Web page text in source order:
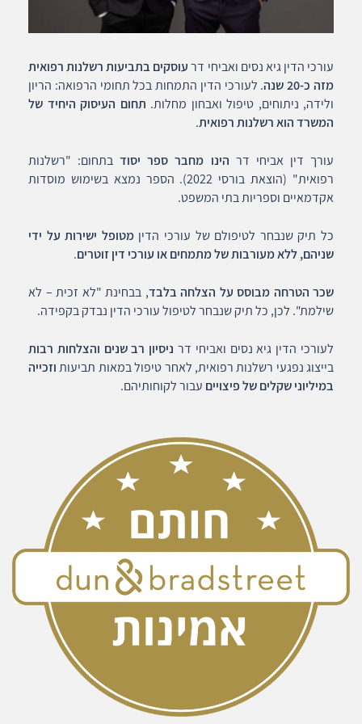
עורכי הדין גיא נסים ואביחי דרעוסקים בתביעות רשלנות רפואית
מזה כ-20 שנה
. לעורכי הדין התמחות בכל תחומי הרפואה: הריון
ולידה, ניתוחים, טיפול ואבחון מחלות. תחום העיסוק היחיד של
המשרד הוא רשלנות רפואית.
עורך דין אביחי דר הינו מחבר ספר יסודבתחום: "רשלנות
רפואית" (הוצאת בורסי 2022). הספר נמצא בשימוש מוסדות
אקדמאיים וספריות בתי המשפט.
כל תיק שנבחר לטיפולם של עורכי הדיןמטופל ישירות על ידי
שניהם, ללא מעורבות של מתמחים או עורכי דין זוטרים.
שכר הטרחה מבוסס על הצלחה בלבד, בבחינת "לא זכית – לא
שילמת". לכן, כל תיק שנבחר לטיפול עורכי הדין נבדק בקפידה.
לעורכי הדין גיא נסים ואביחי דר ניסיון רב שנים והצלחות רבות
בייצוג נפגעי רשלנות רפואית, לאחר טיפול במאות תביעותוזכייה
במיליוני שקלים של פיצויים עבור לקוחותיהם.